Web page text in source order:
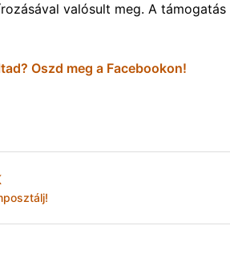
valósult meg. A
Oszd meg a Facebookon!